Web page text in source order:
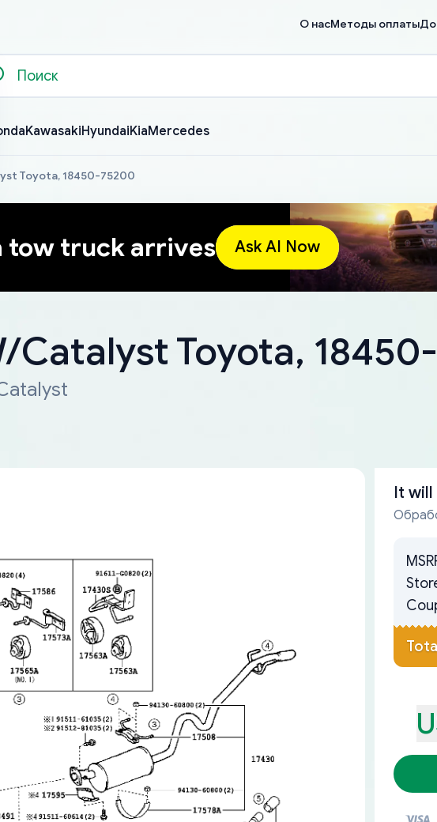
О насМетоды оплаты
KawasakiHyundaiKiaMercedes
Toyota, 18450-75200
tow truck arrives Ask AI Now
Catalyst Toyota,
It will